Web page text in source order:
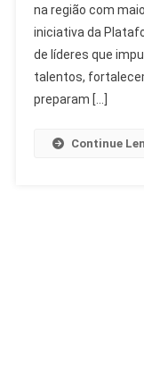
na região com
iniciativa da
de líderes que
talentos,
preparam […]
Continue